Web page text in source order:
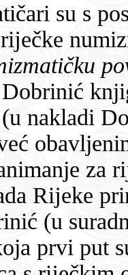
pristupili
Dobrinić
(u nakladi
za rĳečki novac još
Rĳeke
(u
rĳečkog